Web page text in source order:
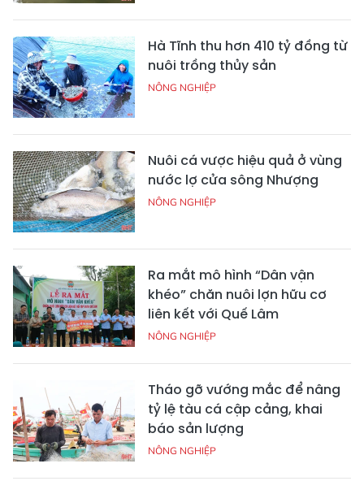
Hà Tĩnh thu hơn 410 tỷ đồng từ
nuôi trồng thủy sản
NÔNG NGHIỆP
Nuôi cá vược hiệu quả ở vùng
nước lợ cửa sông Nhượng
NÔNG NGHIỆP
Ra mắt mô hình “Dân vận
khéo” chăn nuôi lợn hữu cơ
liên kết với Quế Lâm
NÔNG NGHIỆP
Tháo gỡ vướng mắc để nâng
tỷ lệ tàu cá cập cảng, khai
báo sản lượng
NÔNG NGHIỆP